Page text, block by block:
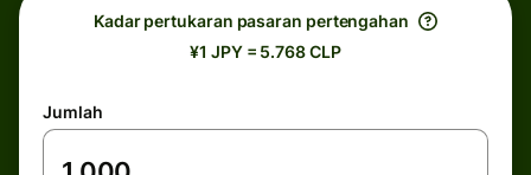
Kadar pertukaran pasaran pertengahan
¥1 JPY = 5.768 CLP
Jumlah